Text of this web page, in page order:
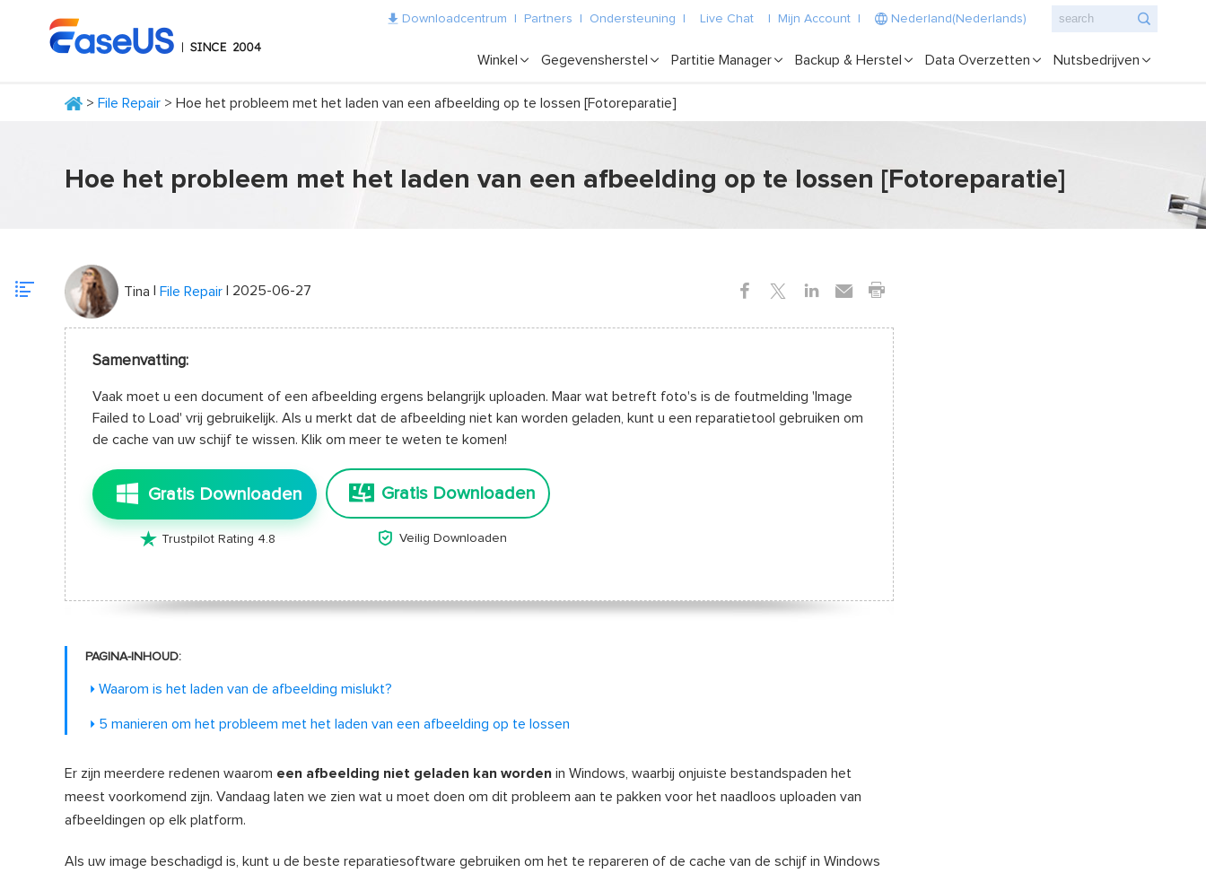
Downloadcentrum Partners Ondersteuning Live Chat Mijn Account Nederland(Nederlands)
Winkel Gegevensherstel Partitie Manager Backup & Herstel Data Overzetten Nutsbedrijven
> File Repair > Hoe het probleem met het laden van een afbeelding op te lossen [Fotoreparatie]
Hoe het probleem met het laden van een afbeelding op te lossen [Fotoreparatie]
Tina File Repair | 2025-06-27
Samenvatting:
Vaak moet u een document of een afbeelding ergens belangrijk uploaden. Maar wat betreft foto's is de foutmelding 'Image
Failed to Load' vrij gebruikelijk. Als u merkt dat de afbeelding niet kan worden geladen, kunt u een reparatietool gebruiken om
de cache van uw schijf te wissen. Klik om meer te weten te komen!
Gratis Downloaden
 Trustpilot Rating 4.8
Gratis Downloaden
 Veilig Downloaden
PAGINA-INHOUD:
Waarom is het laden van de afbeelding mislukt?
5 manieren om het probleem met het laden van een afbeelding op te lossen
Er zijn meerdere redenen waarom een afbeelding niet geladen kan worden in Windows, waarbij onjuiste bestandspaden het
meest voorkomend zijn. Vandaag laten we zien wat u moet doen om dit probleem aan te pakken voor het naadloos uploaden van
afbeeldingen op elk platform.
Als uw image beschadigd is, kunt u de beste reparatiesoftware gebruiken om het te repareren of de cache van de schijf in Windows